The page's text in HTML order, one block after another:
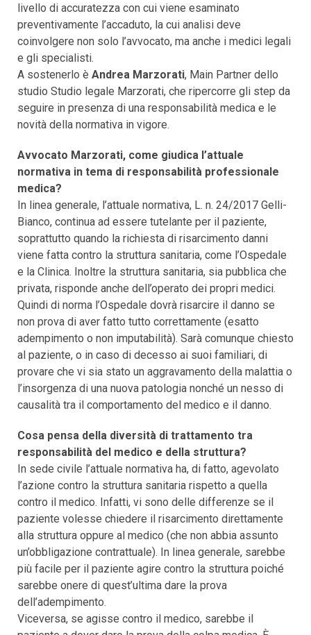
livello di accuratezza con cui viene esaminato
preventivamente l’accaduto, la cui analisi deve
coinvolgere non solo l’avvocato, ma anche i medici legali
e gli specialisti.
A sostenerlo è Andrea Marzorati, Main Partner dello
studio Studio legale Marzorati, che ripercorre gli step da
seguire in presenza di una responsabilità medica e le
novità della normativa in vigore.
Avvocato Marzorati, come giudica l’attuale
normativa in tema di responsabilità professionale
medica?
In linea generale, l’attuale normativa, L. n. 24/2017 Gelli-
Bianco, continua ad essere tutelante per il paziente,
soprattutto quando la richiesta di risarcimento danni
viene fatta contro la struttura sanitaria, come l’Ospedale
e la Clinica. Inoltre la struttura sanitaria, sia pubblica che
privata, risponde anche dell’operato dei propri medici.
Quindi di norma l’Ospedale dovrà risarcire il danno se
non prova di aver fatto tutto correttamente (esatto
adempimento o non imputabilità). Sarà comunque chiesto
al paziente, o in caso di decesso ai suoi familiari, di
provare che vi sia stato un aggravamento della malattia o
l’insorgenza di una nuova patologia nonché un nesso di
causalità tra il comportamento del medico e il danno.
Cosa pensa della diversità di trattamento tra
responsabilità del medico e della struttura?
In sede civile l’attuale normativa ha, di fatto, agevolato
l’azione contro la struttura sanitaria rispetto a quella
contro il medico. Infatti, vi sono delle differenze se il
paziente volesse chiedere il risarcimento direttamente
alla struttura oppure al medico (che non abbia assunto
un’obbligazione contrattuale). In linea generale, sarebbe
più facile per il paziente agire contro la struttura poiché
sarebbe onere di quest’ultima dare la prova
dell’adempimento.
Viceversa, se agisse contro il medico, sarebbe il